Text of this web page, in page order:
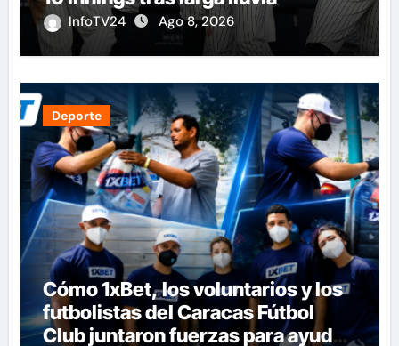
InfoTV24 Ago 8, 2026
Deporte
Cómo 1xBet, los voluntarios y los
futbolistas del Caracas Fútbol
Club juntaron fuerzas para ayudar